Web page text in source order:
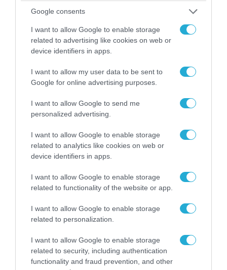
Google consents
I want to allow Google to enable storage
related to advertising like cookies on web or
device identifiers in apps.
I want to allow my user data to be sent to
Google for online advertising purposes.
I want to allow Google to send me
personalized advertising.
I want to allow Google to enable storage
related to analytics like cookies on web or
device identifiers in apps.
I want to allow Google to enable storage
related to functionality of the website or app.
I want to allow Google to enable storage
related to personalization.
I want to allow Google to enable storage
related to security, including authentication
functionality and fraud prevention, and other
09.08.2026 | 17:02
ΣΥΡΙΖΑ για υποκλοπές: «Το (παρα)κράτος της ΝΔ
έχει συνέχεια και συνέπεια»